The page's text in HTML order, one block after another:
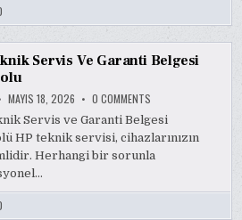
Servis Ve Garanti Belgesi
MAYIS 18, 2026 0 COMMENTS
TEKNIK
SERVIS
VE
GARANTI
BELGESI
Servis ve Garanti Belgesi
HP teknik servisi, cihazlarınızın
Herhangi bir sorunla